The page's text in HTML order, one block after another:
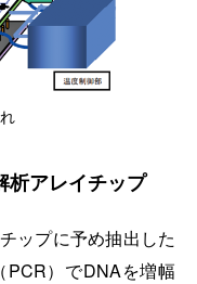
析アレイチップ
ップに予め抽出した
）でDNAを増幅